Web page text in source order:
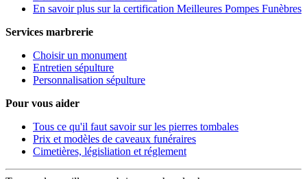
En savoir plus sur la certification Meilleures Pompes Funèbres
Services marbrerie
Choisir un monument
Entretien sépulture
Personnalisation sépulture
Pour vous aider
Tous ce qu'il faut savoir sur les pierres tombales
Prix et modèles de caveaux funéraires
Cimetières, législiation et réglement